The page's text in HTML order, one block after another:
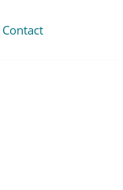
Contact